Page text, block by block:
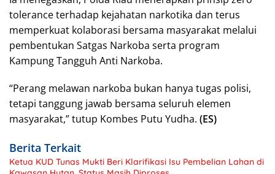
tolerance terhadap kejahatan narkotika dan terus
memperkuat kolaborasi bersama masyarakat melalui
pembentukan Satgas Narkoba serta program
Kampung Tangguh Anti Narkoba.
“Perang melawan narkoba bukan hanya tugas polisi,
tetapi tanggung jawab bersama seluruh elemen
masyarakat,” tutup Kombes Putu Yudha. (ES)
Berita Terkait
Ketua KUD Tunas Mukti Beri Klarifikasi Isu Pembelian Lahan di